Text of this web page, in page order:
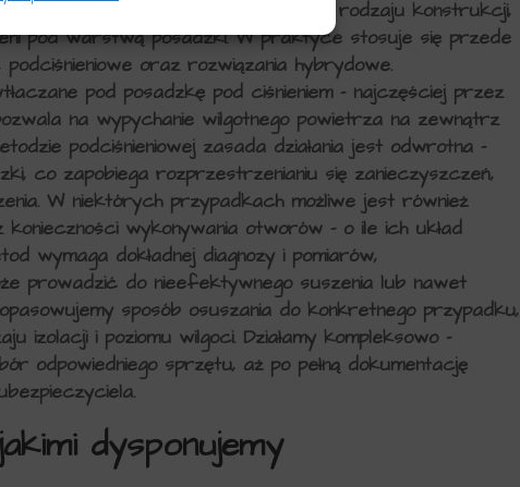
na kilka sposobów, w zależności od rodzaju konstrukcji,
pod warstwą posadzki. W praktyce stosuje się przede
oraz rozwiązania hybrydowe.
pod posadzkę pod ciśnieniem – najczęściej przez
na wypychanie wilgotnego powietrza na zewnątrz
podciśnieniowej zasada działania jest odwrotna –
co zapobiega rozprzestrzenianiu się zanieczyszczeń,
W niektórych przypadkach możliwe jest również
wykonywania otworów – o ile ich układ
wymaga dokładnej diagnozy i pomiarów,
prowadzić do nieefektywnego suszenia lub nawet
sposób osuszania do konkretnego przypadku,
izolacji i poziomu wilgoci. Działamy kompleksowo –
odpowiedniego sprzętu, aż po pełną dokumentację
dysponujemy